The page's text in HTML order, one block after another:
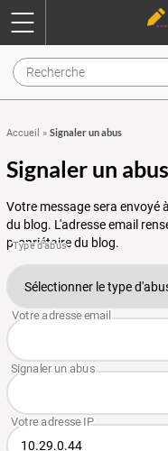
Accueil » Signaler un abus
Signaler un abus
Votre message sera envoyé
du blog. L'adresse email
propriétaire du blog.